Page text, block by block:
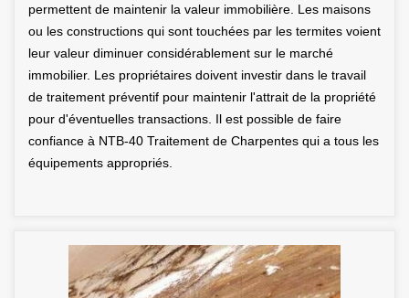
permettent de maintenir la valeur immobilière. Les maisons
ou les constructions qui sont touchées par les termites voient
leur valeur diminuer considérablement sur le marché
immobilier. Les propriétaires doivent investir dans le travail
de traitement préventif pour maintenir l'attrait de la propriété
pour d'éventuelles transactions. Il est possible de faire
confiance à NTB-40 Traitement de Charpentes qui a tous les
équipements appropriés.